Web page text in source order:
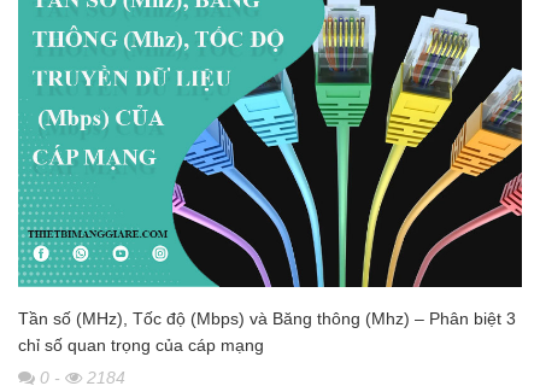
Tần số (MHz), Tốc độ (Mbps) và Băng thông (Mhz) – Phân biệt 3
chỉ số quan trọng của cáp mạng
0 - 2184